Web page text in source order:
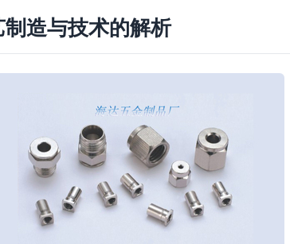
造与技术的解析